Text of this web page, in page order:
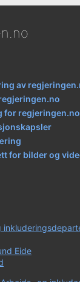
av
for regjeringen.no
for bilder og
Eide